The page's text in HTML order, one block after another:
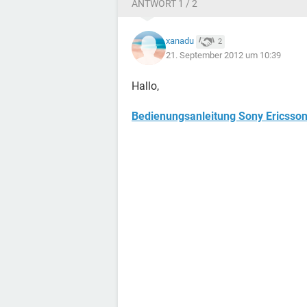
ANTWORT 1 / 2
xanadu 2
21. September 2012 um 10:39
Hallo,
Bedienungsanleitung Sony